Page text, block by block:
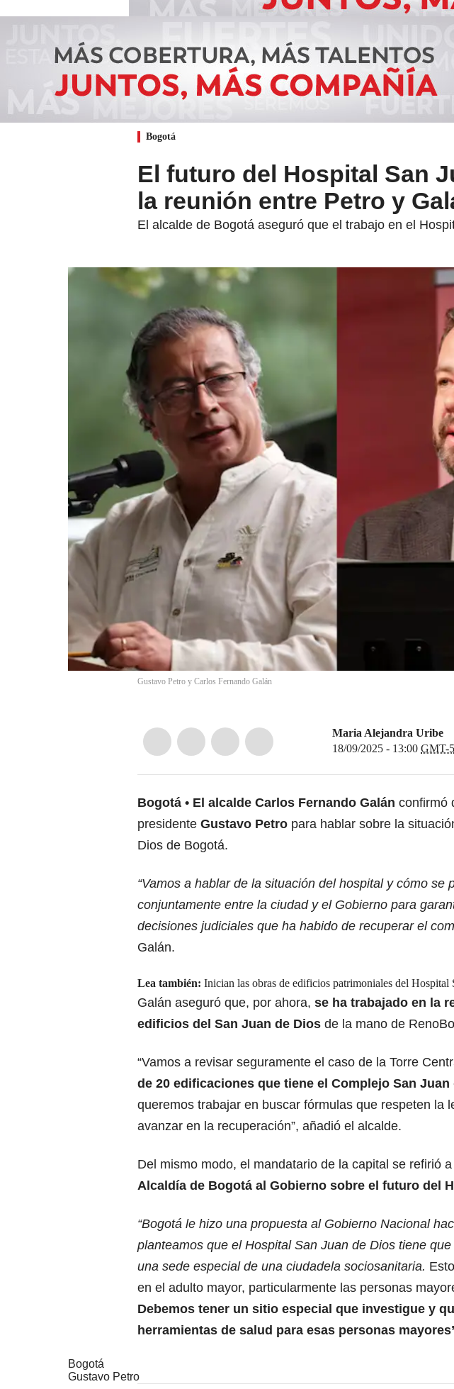
Bogotá
El futuro del Hospital San
la reunión entre Petro y
El alcalde de Bogotá aseguró que el trabajo en el
Gustavo Petro y Carlos Fernando Galán
Maria Alejandra Uribe
18/09/2025 - 13:00 GMT-5
Bogotá El alcalde Carlos Fernando Galán confirmó
presidente Gustavo Petro para hablar sobre la
Dios de Bogotá.
“Vamos a hablar de la situación del hospital y cómo se
conjuntamente entre la ciudad y el Gobierno para
decisiones judiciales que ha habido de recuperar el
Galán.
Lea también: Inician las obras de edificios patrimoniales del Hospital
Galán aseguró que, por ahora, se ha trabajado en la
edificios del San Juan de Dios de la mano de
“Vamos a revisar seguramente el caso de la Torre
de 20 edificaciones que tiene el Complejo San Juan
queremos trabajar en buscar fórmulas que respeten la
avanzar en la recuperación”, añadió el alcalde.
Del mismo modo, el mandatario de la capital se refirió
Alcaldía de Bogotá al Gobierno sobre el futuro del
“Bogotá le hizo una propuesta al Gobierno Nacional
planteamos que el Hospital San Juan de Dios tiene
una sede especial de una ciudadela sociosanitaria.
en el adulto mayor, particularmente las personas
Debemos tener un sitio especial que investigue y
herramientas de salud para esas personas
Bogotá
Gustavo Petro